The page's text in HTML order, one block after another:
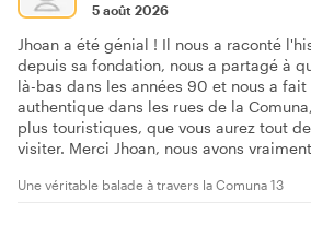
5 août 2026
Jhoan a été génial ! Il nous a raconté
depuis sa fondation, nous a partagé à
là-bas dans les années 90 et nous a
authentique dans les rues de la
plus touristiques, que vous aurez tout
visiter. Merci Jhoan, nous avons
Une véritable balade à travers la Comuna 13